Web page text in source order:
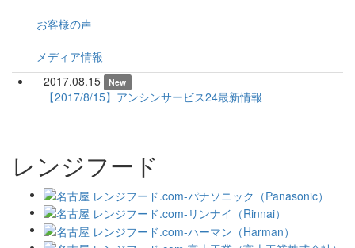
お客様の声
メディア情報
2017.08.15
New
【2017/8/15】アンシンサービス24最新情報
レンジフード